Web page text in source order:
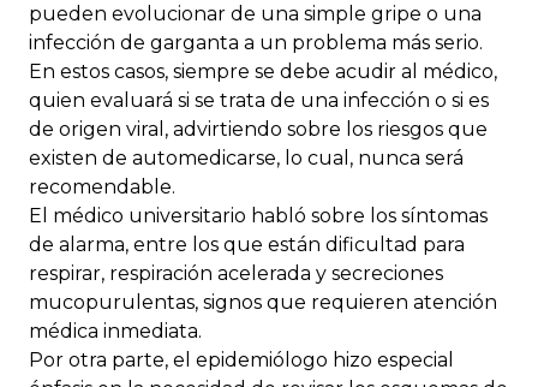
pueden evolucionar de una simple gripe o una
infección de garganta a un problema más serio.
En estos casos, siempre se debe acudir al médico,
quien evaluará si se trata de una infección o si es
de origen viral, advirtiendo sobre los riesgos que
existen de automedicarse, lo cual, nunca será
recomendable.
El médico universitario habló sobre los síntomas
de alarma, entre los que están dificultad para
respirar, respiración acelerada y secreciones
mucopurulentas, signos que requieren atención
médica inmediata.
Por otra parte, el epidemiólogo hizo especial